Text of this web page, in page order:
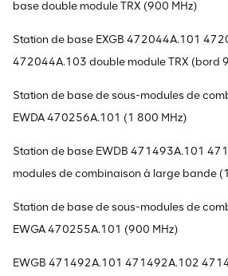
base double module TRX (900 MHz)
Station de base EXGB 472044A.101
472044A.103 double module TRX (bord
Station de base de sous-modules de
EWDA 470256A.101 (1 800 MHz)
Station de base EWDB 471493A.101
modules de combinaison à large bande
Station de base de sous-modules de
EWGA 470255A.101 (900 MHz)
EWGB 471492A.101 471492A.102